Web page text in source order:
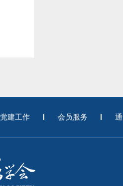
党建工作 会员服务